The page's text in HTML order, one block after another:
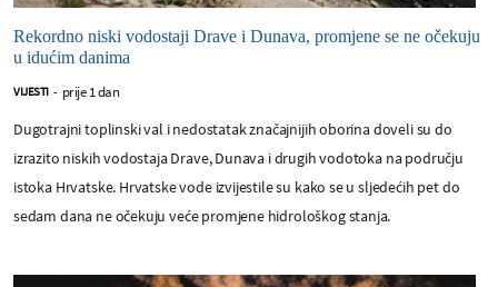
Rekordno niski vodostaji Drave i Dunava, promjene se ne očekuju
u idućim danima
VIJESTI - prije 1 dan
Dugotrajni toplinski val i nedostatak značajnijih oborina doveli su do
izrazito niskih vodostaja Drave, Dunava i drugih vodotoka na području
istoka Hrvatske. Hrvatske vode izvijestile su kako se u sljedećih pet do
sedam dana ne očekuju veće promjene hidrološkog stanja.